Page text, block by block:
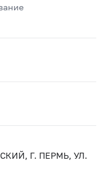
Г. ПЕРМЬ, УЛ.